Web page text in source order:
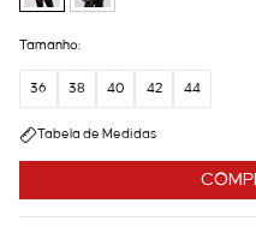
Tamanho:
36 38 40 42 44
Tabela de Medidas